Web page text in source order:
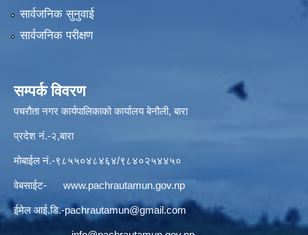
सार्वजनिक सुनुवाई
सार्वजनिक परीक्षण
सम्पर्क विवरण
पचरौता नगर कार्यपालिकाको कार्यालय बेनौली, बारा
प्रदेश नं.-२,बारा
मोबाईल नं.-९८५५०४८४६४/९८४०२५४४५०
वेबसाईट- www.pachrautamun.gov.np
ईमेल आई.डि.-pachrautamun@gmail.com